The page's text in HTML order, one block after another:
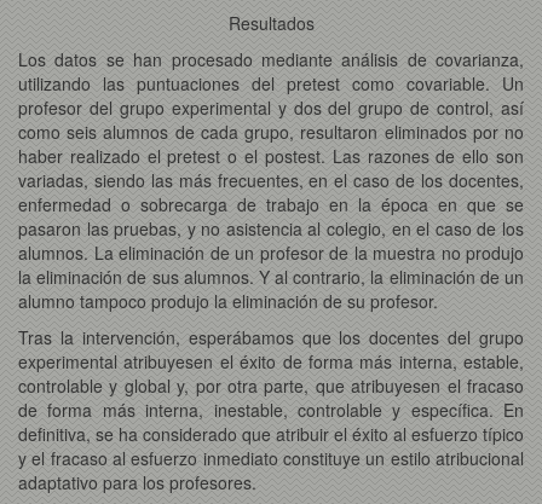
Resultados
Los datos se han procesado mediante análisis de covarianza,
utilizando las puntuaciones del pretest como covariable. Un
profesor del grupo experimental y dos del grupo de control, así
como seis alumnos de cada grupo, resultaron eliminados por no
haber realizado el pretest o el postest. Las razones de ello son
variadas, siendo las más frecuentes, en el caso de los docentes,
enfermedad o sobrecarga de trabajo en la época en que se
pasaron las pruebas, y no asistencia al colegio, en el caso de los
alumnos. La eliminación de un profesor de la muestra no produjo
la eliminación de sus alumnos. Y al contrario, la eliminación de un
alumno tampoco produjo la eliminación de su profesor.
Tras la intervención, esperábamos que los docentes del grupo
experimental atribuyesen el éxito de forma más interna, estable,
controlable y global y, por otra parte, que atribuyesen el fracaso
de forma más interna, inestable, controlable y específica. En
definitiva, se ha considerado que atribuir el éxito al esfuerzo típico
y el fracaso al esfuerzo inmediato constituye un estilo atribucional
adaptativo para los profesores.